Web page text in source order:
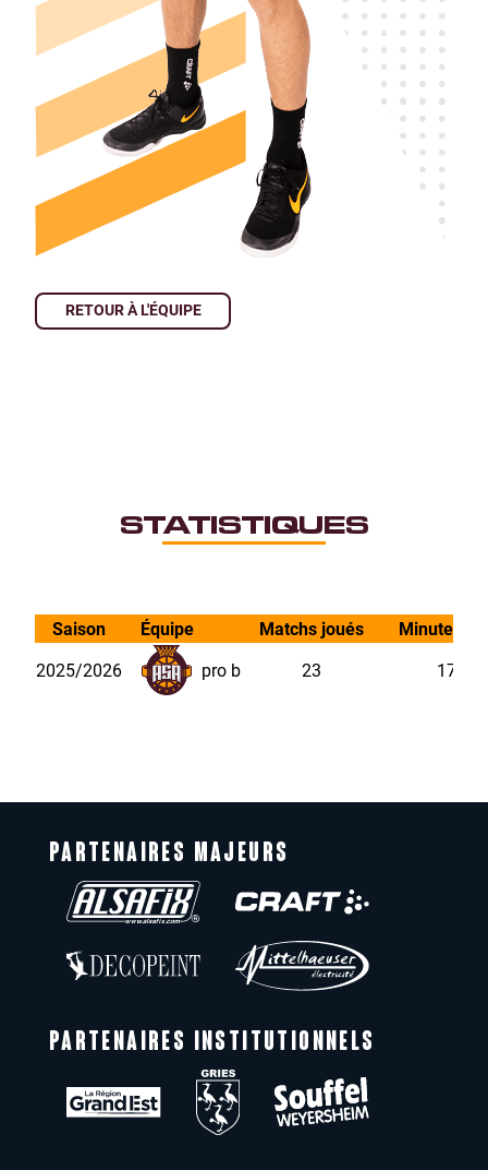
RETOUR À L'ÉQUIPE
STATISTIQUES
Saison Équipe Matchs joués
Minutes
2025/2026
pro b 23 17.12
PARTENAIRES MAJEURS
PARTENAIRES INSTITUTIONNELS